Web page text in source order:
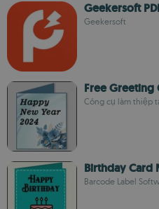
Geekersoft
Geekersoft
Free Greeting
Công cụ làm thiệp
Birthday Card
Barcode Label